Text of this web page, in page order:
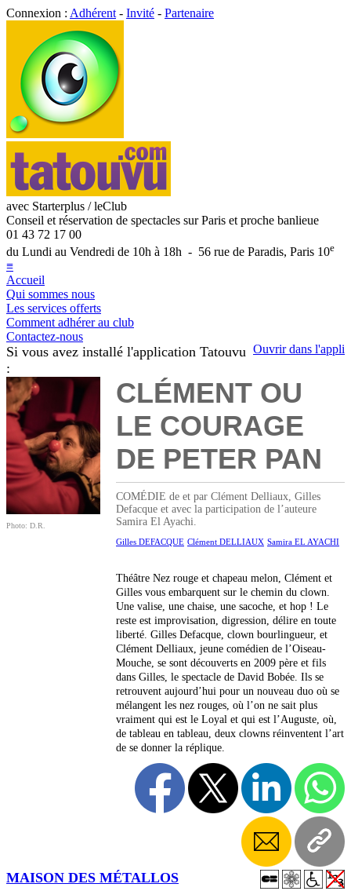
Connexion : Adhérent - Invité - Partenaire
avec Starterplus / leClub
Conseil et réservation de spectacles sur Paris et proche banlieue
01 43 72 17 00
du Lundi au Vendredi de 10h à 18h - 56 rue de Paradis, Paris 10e
≡
Accueil
Qui sommes nous
Les services offerts
Comment adhérer au club
Contactez-nous
Ouvrir dans l'appli
Si vous avez installé l'application Tatouvu
:
Photo: D.R.
CLÉMENT OU
LE COURAGE
DE PETER PAN
COMÉDIE de et par Clément Delliaux, Gilles
Defacque et avec la participation de l’auteure
Samira El Ayachi.
Gilles DEFACQUE Clément DELLIAUX Samira EL AYACHI
Théâtre Nez rouge et chapeau melon, Clément et
Gilles vous embarquent sur le chemin du clown.
Une valise, une chaise, une sacoche, et hop ! Le
reste est improvisation, digression, délire en toute
liberté. Gilles Defacque, clown bourlingueur, et
Clément Delliaux, jeune comédien de l’Oiseau-
Mouche, se sont découverts en 2009 père et fils
dans Gilles, le spectacle de David Bobée. Ils se
retrouvent aujourd’hui pour un nouveau duo où se
mélangent les nez rouges, où l’on ne sait plus
vraiment qui est le Loyal et qui est l’Auguste, où,
de tableau en tableau, deux clowns réinventent l’art
de se donner la réplique.
MAISON DES MÉTALLOS